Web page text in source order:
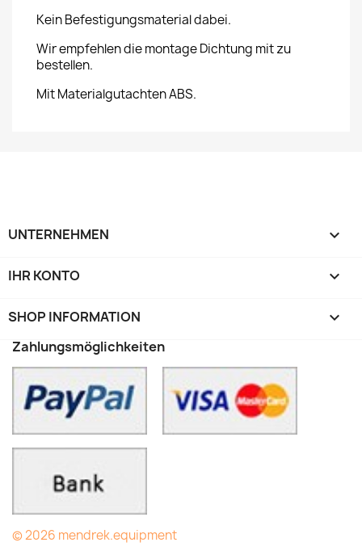
Kein Befestigungsmaterial dabei.
Wir empfehlen die montage Dichtung mit zu
bestellen.
Mit Materialgutachten ABS.
UNTERNEHMEN 
IHR KONTO 
SHOP INFORMATION keyboard_arrow_down
Zahlungsmöglichkeiten
© 2026 mendrek.equipment